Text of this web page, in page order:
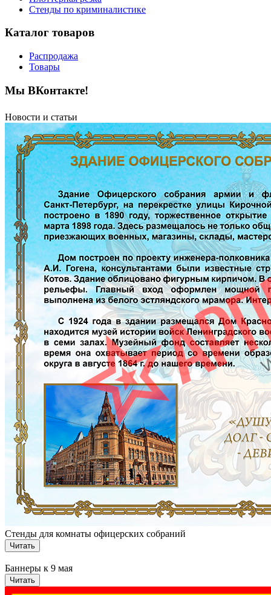
Стенды по криминалистике
Каталог товаров
Распродажа
Товары
Мы ВКонтакте!
Новости и статьи
Стенды для комнаты офицерских собраний
Читать
Баннеры к 9 мая
Читать